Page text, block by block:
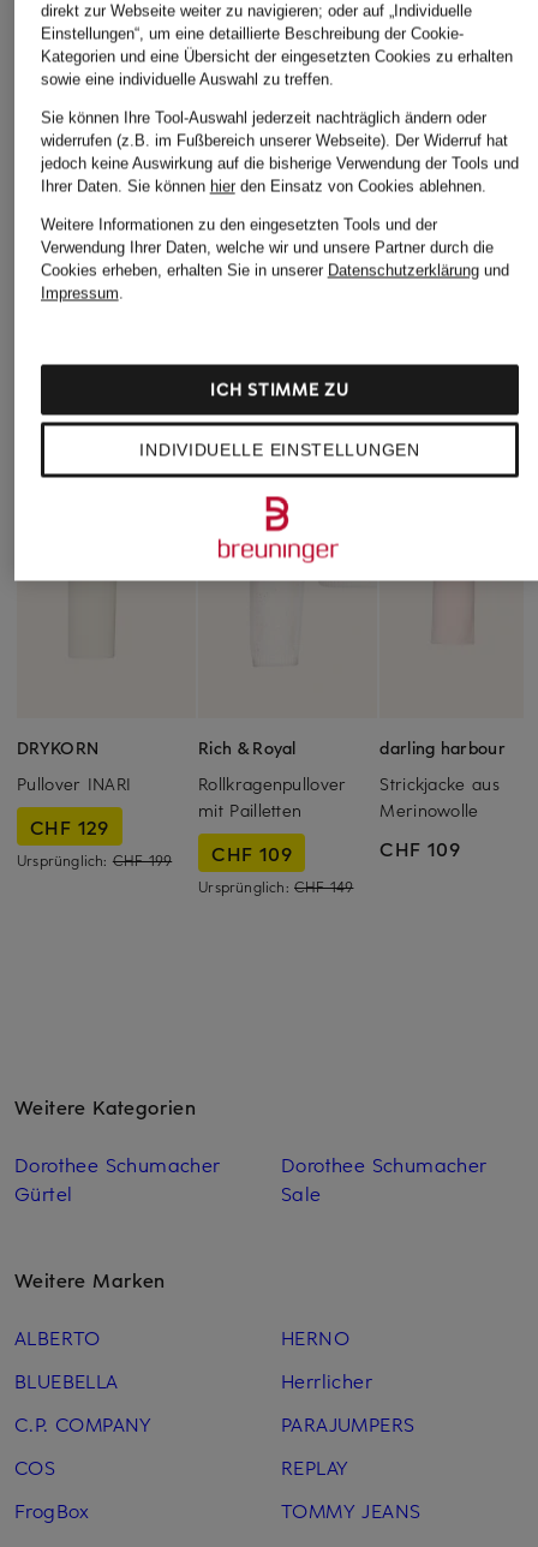
ÄHNLICHE ARTIKEL ENTDECKEN
DRYKORN
Pullover INARI
CHF 129
Ursprünglich: CHF 199
Rich & Royal
Rollkragenpullover
mit Pailletten
CHF 109
Ursprünglich: CHF 149
darling harbour
Strickjacke aus
Merinowolle
CHF 109
Weitere Kategorien
Dorothee Schumacher
Gürtel
Dorothee Schumacher
Sale
Weitere Marken
ALBERTO
BLUEBELLA
C.P. COMPANY
COS
FrogBox
HERNO
Herrlicher
PARAJUMPERS
REPLAY
TOMMY JEANS
direkt zur Webseite weiter zu navigieren; oder auf „Individuelle
Einstellungen“, um eine detaillierte Beschreibung der Cookie-
Kategorien und eine Übersicht der eingesetzten Cookies zu erhalten
sowie eine individuelle Auswahl zu treffen.
Sie können Ihre Tool-Auswahl jederzeit nachträglich ändern oder
widerrufen (z.B. im Fußbereich unserer Webseite). Der Widerruf hat
jedoch keine Auswirkung auf die bisherige Verwendung der Tools und
Ihrer Daten. Sie können hierden Einsatz von Cookies ablehnen.
Weitere Informationen zu den eingesetzten Tools und der
Verwendung Ihrer Daten, welche wir und unsere Partner durch die
Cookies erheben, erhalten Sie in unserer Datenschutzerklärungund
Impressum.
INDIVIDUELLE EINSTELLUNGEN
ICH STIMME ZU